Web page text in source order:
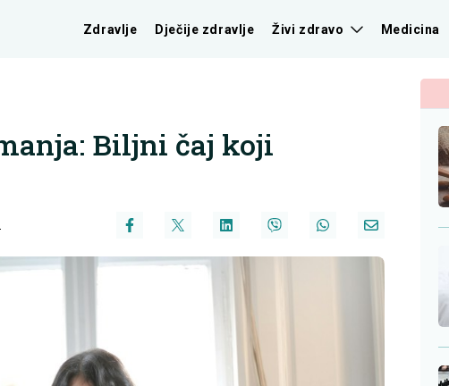
Zdravlje Dječije zdravlje Živi zdravo Medicina
Biljni čaj koji